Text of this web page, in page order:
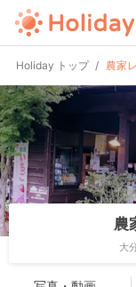
Holiday トップ 農家
農
大